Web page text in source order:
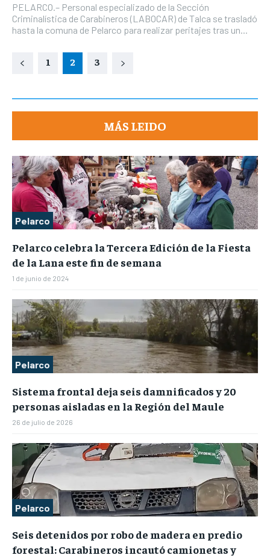
PELARCO.– Personal especializado de la Sección
Criminalística de Carabineros (LABOCAR) de Talca se trasladó
hasta la comuna de Pelarco para realizar peritajes tras un...
1 2 3
MÁS LEIDO
Pelarco
Pelarco celebra la Tercera Edición de la Fiesta
de la Lana este fin de semana
1 de junio de 2024
Pelarco
Sistema frontal deja seis damnificados y 20
personas aisladas en la Región del Maule
26 de julio de 2026
Pelarco
Seis detenidos por robo de madera en predio
forestal: Carabineros incautó camionetas y